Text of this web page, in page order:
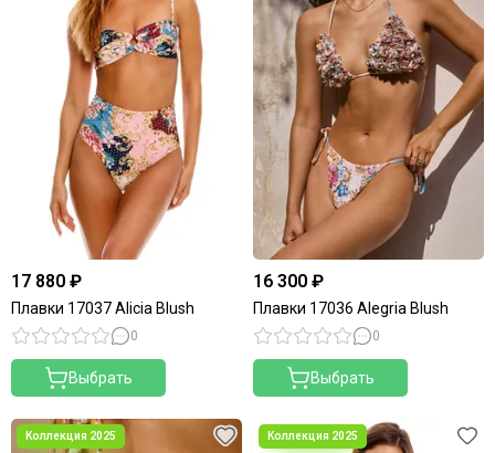
17 880 ₽
Плавки 17037 Alicia Blush
0
Выбрать
16 300 ₽
Плавки 17036 Alegria Blush
0
Выбрать